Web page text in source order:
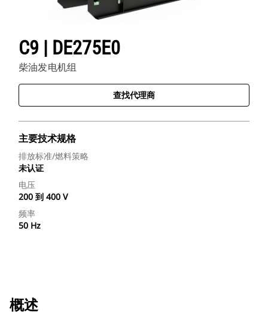
C9 | DE275E0
柴油发电机组
查找代理商
主要技术规格
排放标准/燃料策略
未认证
电压
200 到 400 V
频率
50 Hz
概述